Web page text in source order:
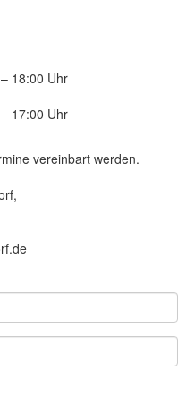
18:00 Uhr
17:00 Uhr
vereinbart werden.